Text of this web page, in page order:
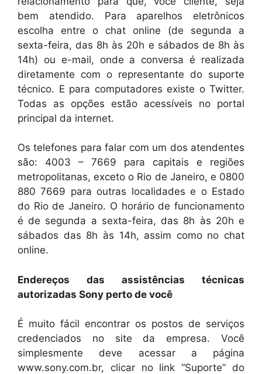
bem atendido. Para aparelhos eletrônicos
escolha entre o chat online (de segunda a
sexta-feira, das 8h às 20h e sábados de 8h às
14h) ou e-mail, onde a conversa é realizada
diretamente com o representante do suporte
técnico. E para computadores existe o Twitter.
Todas as opções estão acessíveis no portal
principal da internet.
Os telefones para falar com um dos atendentes
são: 4003 – 7669 para capitais e regiões
metropolitanas, exceto o Rio de Janeiro, e 0800
880 7669 para outras localidades e o Estado
do Rio de Janeiro. O horário de funcionamento
é de segunda a sexta-feira, das 8h às 20h e
sábados das 8h às 14h, assim como no chat
online.
Endereços das assistências técnicas
autorizadas Sony perto de você
É muito fácil encontrar os postos de serviços
credenciados no site da empresa. Você
simplesmente deve acessar a página
www.sony.com.br, clicar no link “Suporte” do